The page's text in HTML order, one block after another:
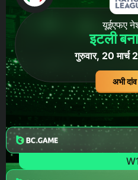
यूईएफए
इटली
गुरुवार, 20
अभी